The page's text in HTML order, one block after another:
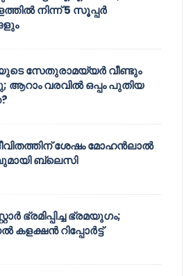
നിന്ന് 5 സൂപ്പർ
സേതുരാമയ്യർ വീണ്ടും
ആറാം വരവിൽ ഒപ്പം പുതിയ
ശേഷം മോഹൻലാൽ
ബ്ലെസി
ഭ്രമിപ്പിച്ച ഭ്രമയുഗം;
റിപ്പോർട്ട്